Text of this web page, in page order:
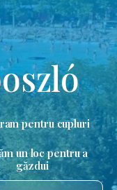
pentru cupluri
un loc pentru a
găzdui